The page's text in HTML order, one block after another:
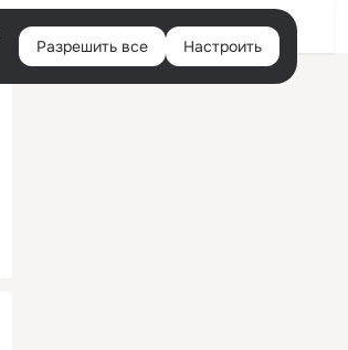
Войти
Разрешить все Настроить